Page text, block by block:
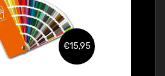
€15,95